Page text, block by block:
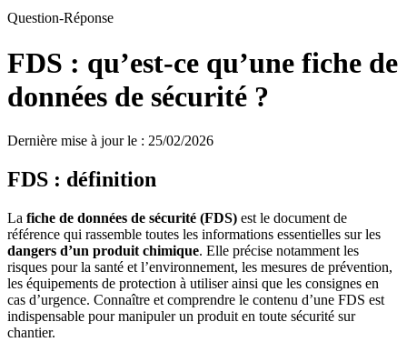
Question-Réponse
FDS : qu’est-ce qu’une fiche de
données de sécurité ?
Dernière mise à jour le : 25/02/2026
FDS : définition
La fiche de données de sécurité (FDS) est le document de
référence qui rassemble toutes les informations essentielles sur les
dangers d’un produit chimique. Elle précise notamment les
risques pour la santé et l’environnement, les mesures de prévention,
les équipements de protection à utiliser ainsi que les consignes en
cas d’urgence. Connaître et comprendre le contenu d’une FDS est
indispensable pour manipuler un produit en toute sécurité sur
chantier.